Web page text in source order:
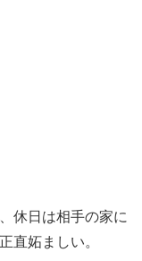
休日は相手の家に
直妬ましい。